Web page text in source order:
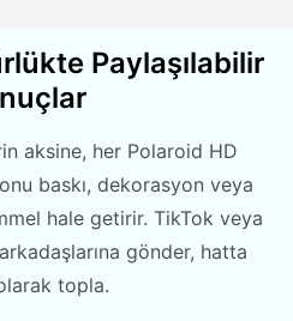
Paylaşılabilir
aksine, her Polaroid HD
baskı, dekorasyon veya
hale getirir. TikTok veya
gönder, hatta
topla.